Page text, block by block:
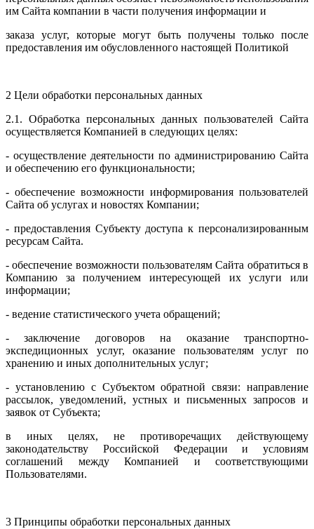
им Сайта компании в части получения информации и
заказа услуг, которые могут быть получены только после
предоставления им обусловленного настоящей Политикой
2 Цели обработки персональных данных
2.1. Обработка персональных данных пользователей Сайта
осуществляется Компанией в следующих целях:
- осуществление деятельности по администрированию Сайта
и обеспечению его функциональности;
- обеспечение возможности информирования пользователей
Сайта об услугах и новостях Компании;
- предоставления Субъекту доступа к персонализированным
ресурсам Сайта.
- обеспечение возможности пользователям Сайта обратиться в
Компанию за получением интересующей их услуги или
информации;
- ведение статистического учета обращений;
- заключение договоров на оказание транспортно-
экспедиционных услуг, оказание пользователям услуг по
хранению и иных дополнительных услуг;
- установлению с Субъектом обратной связи: направление
рассылок, уведомлений, устных и письменных запросов и
заявок от Субъекта;
в иных целях, не противоречащих действующему
законодательству Российской Федерации и условиям
соглашений между Компанией и соответствующими
Пользователями.
3 Принципы обработки персональных данных